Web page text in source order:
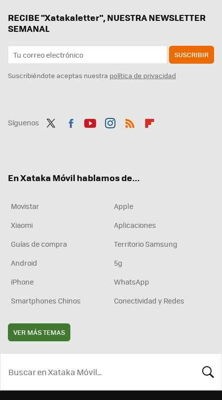
RECIBE "Xatakaletter", NUESTRA NEWSLETTER
SEMANAL
SUSCRIBIR
Suscribiéndote aceptas nuestra política de privacidad
Síguenos
En Xataka Móvil hablamos de...
Movistar
Apple
Xiaomi
Aplicaciones
Guías de compra
Territorio Samsung
Android
5g
iPhone
WhatsApp
Smartphones Chinos
Conectividad y Redes
VER MÁS TEMAS